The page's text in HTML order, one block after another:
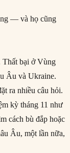
— và họ cũng
Thất bại ở Vùng
Âu và Ukraine.
ra nhiều câu hỏi.
kỳ tháng 11 như
cách bù đắp hoặc
Âu, một lần nữa,